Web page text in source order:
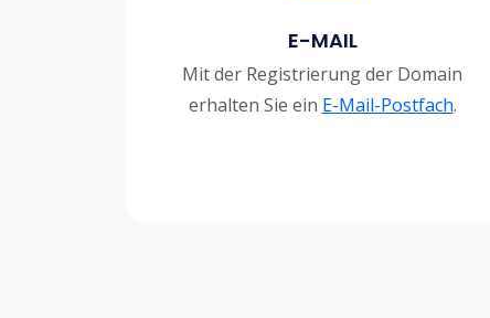
E-MAIL
Mit der Registrierung der Domain
erhalten Sie ein E-Mail-Postfach.